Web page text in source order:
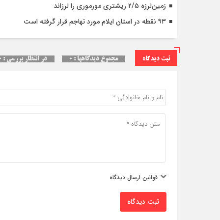
زمین‌لرزه ۲/۵ ریشتری مورموری را لرزاند
۹۳ نقطه در استان ایلام مورد تهاجم قرار گرفته است
ثبت دیدگاه مجموع دیدگاهها : ۰ در انتظار بررسی : ۰
قوانین ارسال دیدگاه
ثبت دیدگاه